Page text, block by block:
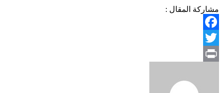
مشاركة المقال :
Facebook
Twitter